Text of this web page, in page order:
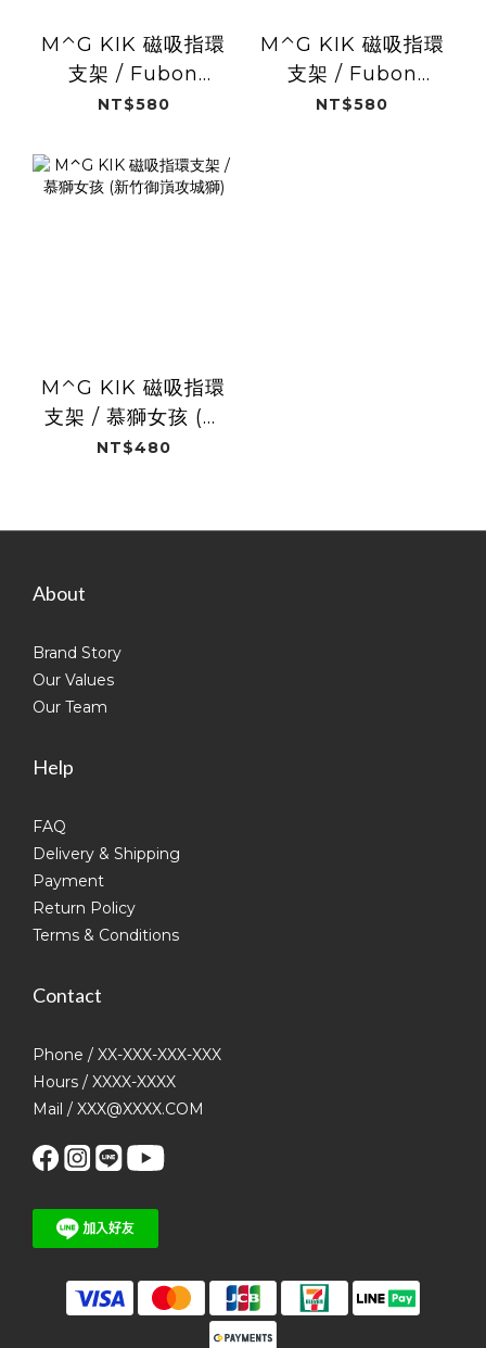
M⌃G KIK 磁吸指環
支架 / Fubon
Angels 25" (富邦
NT$580
M⌃G KIK 磁吸指環
支架 / Fubon
Angels 24"(富邦悍
NT$580
M⌃G KIK 磁吸指環
支架 / 慕獅女孩 (新
竹御嵿攻城獅)
NT$480
About
Brand Story
Our Values
Our Team
Help
FAQ
Delivery & Shipping
Payment
Return Policy
Terms & Conditions
Contact
Phone / XX-XXX-XXX-XXX
Hours / XXXX-XXXX
Mail / XXX@XXXX.COM